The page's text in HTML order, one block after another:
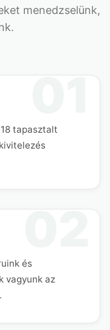
menedzselünk,
tapasztalt
és
vagyunk az